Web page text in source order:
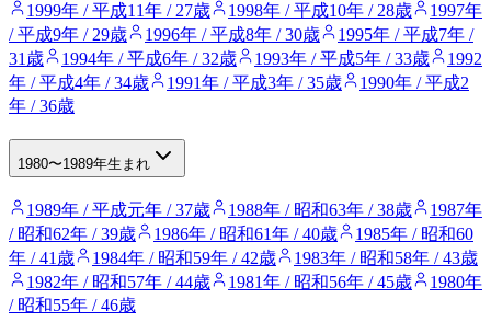
1999年 / 平成11年 / 27歳 1998年 / 平成10年 / 28歳
1997年
/ 平成9年 / 29歳
1996年 / 平成8年 / 30歳
1995年 / 平成7年 /
31歳
1994年 / 平成6年 / 32歳 1993年 / 平成5年 / 33歳
1992
年 / 平成4年 / 34歳
1991年 / 平成3年 / 35歳
1990年 / 平成2
年 / 36歳
1980〜1989年生まれ
1989年 / 平成元年 / 37歳 1988年 / 昭和63年 / 38歳
1987年
/ 昭和62年 / 39歳
1986年 / 昭和61年 / 40歳
1985年 / 昭和60
年 / 41歳
1984年 / 昭和59年 / 42歳
1983年 / 昭和58年 / 43歳
1982年 / 昭和57年 / 44歳
1981年 / 昭和56年 / 45歳
1980年
/ 昭和55年 / 46歳